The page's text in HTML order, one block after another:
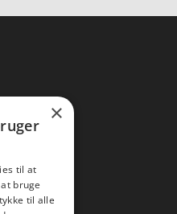
×
til at
bruge
til alle